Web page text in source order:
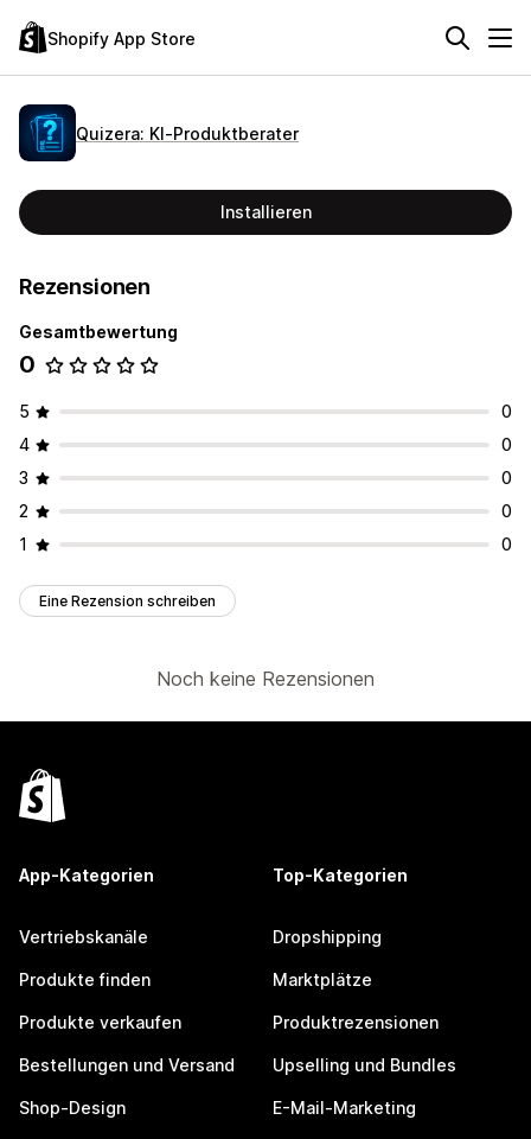
Shopify App Store
Quizera: KI‑Produktberater
Installieren
Rezensionen
Gesamtbewertung
0
5
0
4
0
3
0
2
0
1
0
Eine Rezension schreiben
Noch keine Rezensionen
App-Kategorien
Vertriebskanäle
Produkte finden
Produkte verkaufen
Bestellungen und Versand
Shop-Design
Top-Kategorien
Dropshipping
Marktplätze
Produktrezensionen
Upselling und Bundles
E-Mail-Marketing